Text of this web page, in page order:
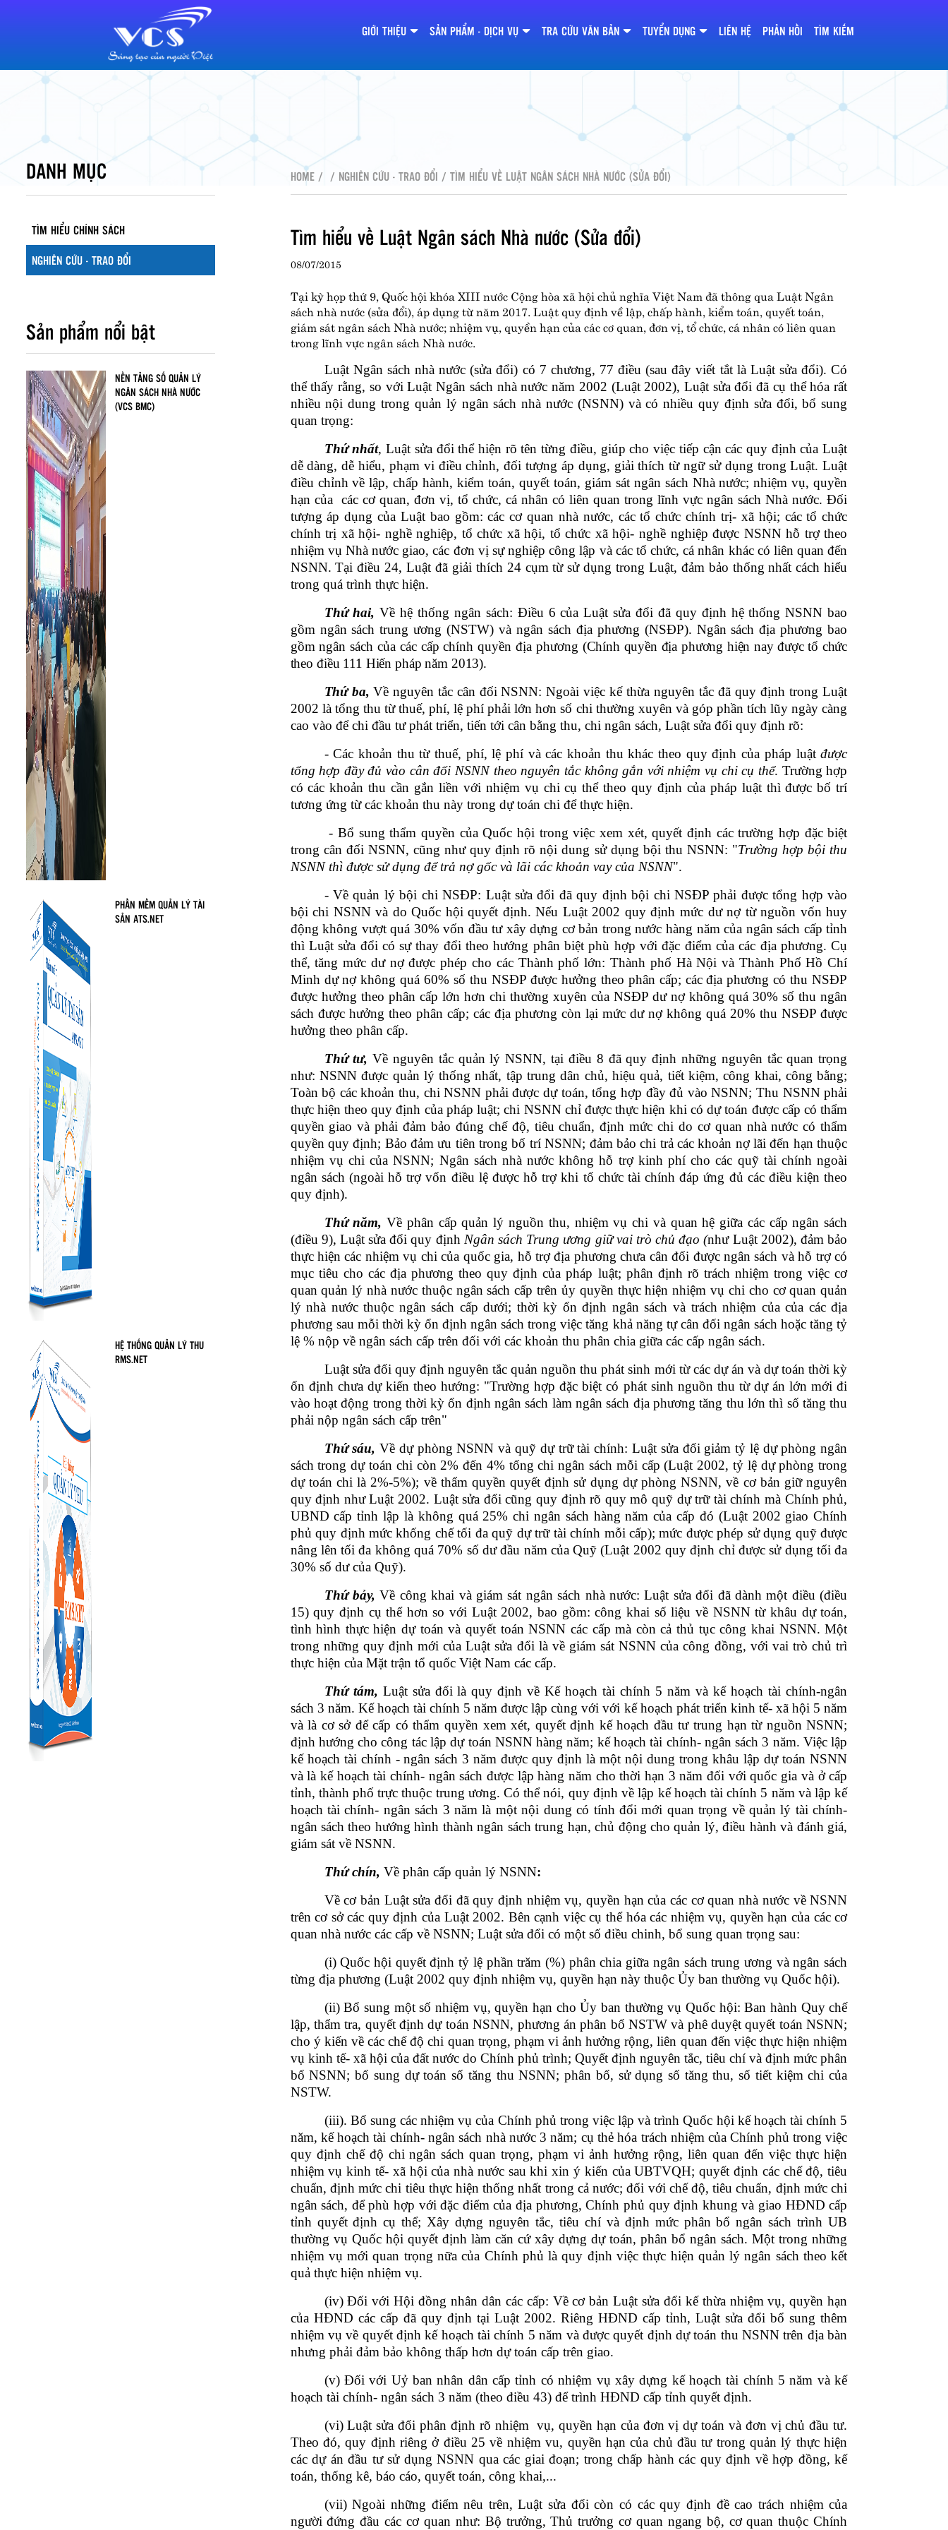
GIỚI THIỆU SẢN PHẨM - DỊCH VỤ TRA CỨU VĂN BẢN TUYỂN DỤNG LIÊN HỆ PHẢN HỒI TÌM KIẾM
DANH MỤC
TÌM HIỂU CHÍNH SÁCH
NGHIÊN CỨU - TRAO ĐỔI
Sản phẩm nổi bật
NỀN TẢNG SỐ QUẢN LÝ
NGÂN SÁCH NHÀ NƯỚC
(VCS BMC)
PHẦN MỀM QUẢN LÝ TÀI
SẢN ATS.NET
HỆ THỐNG QUẢN LÝ THU
RMS.NET
HOME/ / NGHIÊN CỨU - TRAO ĐỔI / TÌM HIỂU VỀ LUẬT NGÂN SÁCH NHÀ NƯỚC (SỬA ĐỔI)
Tìm hiểu về Luật Ngân sách Nhà nước (Sửa đổi)
08/07/2015
Tại kỳ họp thứ 9, Quốc hội khóa XIII nước Cộng hòa xã hội chủ nghĩa Việt Nam đã thông qua Luật Ngân
sách nhà nước (sửa đổi), áp dụng từ năm 2017. Luật quy định về lập, chấp hành, kiểm toán, quyết toán,
giám sát ngân sách Nhà nước; nhiệm vụ, quyền hạn của các cơ quan, đơn vị, tổ chức, cá nhân có liên quan
trong lĩnh vực ngân sách Nhà nước.
Luật Ngân sách nhà nước (sửa đổi) có 7 chương, 77 điều (sau đây viết tắt là Luật sửa đổi). Có
thể thấy rằng, so với Luật Ngân sách nhà nước năm 2002 (Luật 2002), Luật sửa đổi đã cụ thể hóa rất
nhiều nội dung trong quản lý ngân sách nhà nước (NSNN) vàcó nhiều quy định sửa đổi, bổ sung
quan trọng:
Thứ nhất, Luật sửa đổi thể hiện rõ tên từng điều, giúp cho việc tiếp cận các quy định của Luật
dễ dàng, dễ hiểu, phạm vi điều chỉnh, đối tượng áp dụng, giải thích từ ngữ sử dụng trong Luật. Luật
điều chỉnh về lập, chấp hành, kiểm toán, quyết toán, giám sát ngân sách Nhà nước; nhiệm vụ, quyền
hạn của các cơ quan, đơn vị, tổ chức, cá nhân có liên quan trong lĩnh vực ngân sách Nhà nước. Đối
tượng áp dụng của Luật bao gồm: các cơ quan nhà nước, các tổ chức chính trị- xã hội; các tổ chức
chính trị xã hội- nghề nghiệp, tổ chức xã hội, tổ chức xã hội- nghề nghiệp được NSNN hỗ trợ theo
nhiệm vụ Nhà nước giao, các đơn vị sự nghiệp công lập và các tổ chức, cá nhân khác có liên quan đến
NSNN. Tại điều 24, Luật đã giải thích 24 cụm từ sử dụng trong Luật, đảm bảo thống nhất cách hiểu
trong quá trình thực hiện.
Thứ hai, Về hệ thống ngân sách: Điều 6 của Luật sửa đổi đã quy định hệ thống NSNN bao
gồm ngân sách trung ương (NSTW) và ngân sách địa phương (NSĐP). Ngân sách địa phương bao
gồm ngân sách của các cấp chính quyền địa phương (Chính quyền địa phương hiện nay được tổ chức
theo điều 111 Hiến pháp năm 2013).
Thứ ba, Về nguyên tắc cân đối NSNN: Ngoài việc kế thừa nguyên tắc đã quy định trong Luật
2002 là tổng thu từ thuế, phí, lệ phí phải lớn hơn số chi thường xuyên và góp phần tích lũy ngày càng
cao vào để chi đầu tư phát triển, tiến tới cân bằng thu, chi ngân sách, Luật sửa đổi quy định rõ:
- Các khoản thu từ thuế, phí, lệ phí và các khoản thu khác theo quy định của pháp luậtđược
tổng hợp đầy đủ vào cân đối NSNN theo nguyên tắc không gắn với nhiệm vụ chi cụ thể. Trường hợp
có các khoản thu cần gắn liền với nhiệm vụ chi cụ thể theo quy định của pháp luật thì được bố trí
tương ứng từ các khoản thu này trong dự toán chi để thực hiện.
- Bổ sung thẩm quyền của Quốc hội trong việc xem xét, quyết định các trường hợp đặc biệt
trong cân đối NSNN, cũng như quy định rõ nội dung sử dụng bội thu NSNN: "Trường hợp bội thu
NSNN thì được sử dụng để trả nợ gốc và lãi các khoản vay của NSNN".
- Về quản lý bội chi NSĐP: Luật sửa đổi đã quy định bội chi NSĐP phải được tổng hợp vào
bội chi NSNN và do Quốc hội quyết định. Nếu Luật 2002 quy định mức dư nợ từ nguồn vốn huy
động không vượt quá 30% vốn đầu tư xây dựng cơ bản trong nước hàng năm của ngân sách cấp tỉnh
thì Luật sửa đổi có sự thay đổi theo hướng phân biệt phù hợp với đặc điểm của các địa phương. Cụ
thể, tăng mức dư nợ được phép cho các Thành phố lớn: Thành phố Hà Nội và Thành Phố Hồ Chí
Minh dự nợ không quá 60% số thu NSĐP được hưởng theo phân cấp; các địa phương có thu NSĐP
được hưởng theo phân cấp lớn hơn chi thường xuyên của NSĐP dư nợ không quá 30% số thu ngân
sách được hưởng theo phân cấp; các địa phương còn lại mức dư nợ không quá 20% thu NSĐP được
hưởng theo phân cấp.
Thứ tư, Về nguyên tắc quản lý NSNN, tại điều 8 đã quy định những nguyên tắc quan trọng
như: NSNN được quản lý thống nhất, tập trung dân chủ, hiệu quả, tiết kiệm, công khai, công bằng;
Toàn bộ các khoản thu, chi NSNN phải được dự toán, tổng hợp đầy đủ vào NSNN; Thu NSNN phải
thực hiện theo quy định của pháp luật; chi NSNN chỉ được thực hiện khi có dự toán được cấp có thẩm
quyền giao và phải đảm bảo đúng chế độ, tiêu chuẩn, định mức chi do cơ quan nhà nước có thẩm
quyền quy định; Bảo đảm ưu tiên trong bố trí NSNN; đảm bảo chi trả các khoản nợ lãi đến hạn thuộc
nhiệm vụ chi của NSNN; Ngân sách nhà nước không hỗ trợ kinh phí cho các quỹ tài chính ngoài
ngân sách (ngoài hỗ trợ vốn điều lệ được hỗ trợ khi tổ chức tài chính đáp ứng đủ các điều kiện theo
quy định).
Thứ năm, Về phân cấp quản lý nguồn thu, nhiệm vụ chi và quan hệ giữa các cấp ngân sách
(điều 9), Luật sửa đổi quy định Ngân sách Trung ương giữ vai trò chủ đạo (như Luật 2002), đảm bảo
thực hiện các nhiệm vụ chi của quốc gia, hỗ trợ địa phương chưa cân đối được ngân sách và hỗ trợ có
mục tiêu cho các địa phương theo quy định của pháp luật; phân định rõ trách nhiệm trong việc cơ
quan quản lý nhà nước thuộc ngân sách cấp trên ủy quyền thực hiện nhiệm vụ chi cho cơ quan quản
lý nhà nước thuộc ngân sách cấp dưới; thời kỳ ổn định ngân sách và trách nhiệm của của các địa
phương sau mỗi thời kỳ ổn định ngân sách trong việc tăng khả năng tự cân đối ngân sách hoặc tăng tỷ
lệ % nộp về ngân sách cấp trên đối với các khoản thu phân chia giữa các cấp ngân sách.
Luật sửa đổi quy định nguyên tắc quản nguồn thu phát sinh mới từ các dự án và dự toán thời kỳ
ổn định chưa dự kiến theo hướng: "Trường hợp đặc biệt có phát sinh nguồn thu từ dự án lớn mới đi
vào hoạt động trong thời kỳ ổn định ngân sách làm ngân sách địa phương tăng thu lớn thì số tăng thu
phải nộp ngân sách cấp trên"
Thứ sáu,Về dự phòng NSNN và quỹ dự trữ tài chính: Luật sửa đổi giảm tỷ lệ dự phòng ngân
sách trong dự toán chi còn 2% đến 4% tổng chi ngân sách mỗi cấp (Luật 2002, tỷ lệ dự phòng trong
dự toán chi là 2%-5%); về thẩm quyền quyết định sử dụng dự phòng NSNN, về cơ bản giữ nguyên
quy định như Luật 2002. Luật sửa đổi cũng quy định rõ quy mô quỹ dự trữ tài chính mà Chính phủ,
UBND cấp tỉnh lập là không quá 25% chi ngân sách hàng năm của cấp đó (Luật 2002 giao Chính
phủ quy định mức khống chế tối đa quỹ dự trữ tài chính mỗi cấp); mức được phép sử dụng quỹ được
nâng lên tối đa không quá 70% số dư đầu năm của Quỹ (Luật 2002 quy định chỉ được sử dụng tối đa
30% số dư của Quỹ).
Thứ bảy,Về công khai và giám sát ngân sách nhà nước: Luật sửa đổi đã dành một điều (điều
15) quy định cụ thể hơn so với Luật 2002, bao gồm: công khai số liệu về NSNN từ khâu dự toán,
tình hình thực hiện dự toán và quyết toán NSNN các cấp mà còn cả thủ tục công khai NSNN. Một
trong những quy định mới của Luật sửa đổi là về giám sát NSNN của công đồng, với vai trò chủ trì
thực hiện của Mặt trận tổ quốc Việt Nam các cấp.
Thứ tám, Luật sửa đổi là quy định về Kế hoạch tài chính 5 năm và kế hoạch tài chính-ngân
sách 3 năm. Kế hoạch tài chính 5 năm được lập cùng với với kế hoạch phát triển kinh tế- xã hội 5 năm
và là cơ sở để cấp có thẩm quyền xem xét, quyết định kế hoạch đầu tư trung hạn từ nguồn NSNN;
định hướng cho công tác lập dự toán NSNN hàng năm; kế hoạch tài chính- ngân sách 3 năm. Việc lập
kế hoạch tài chính - ngân sách 3 năm được quy định là một nội dung trong khâu lập dự toán NSNN
và là kế hoạch tài chính- ngân sách được lập hàng năm cho thời hạn 3 năm đối với quốc gia và ở cấp
tỉnh, thành phố trực thuộc trung ương. Có thể nói, quy định về lập kế hoạch tài chính 5 năm và lập kế
hoạch tài chính- ngân sách 3 năm là một nội dung có tính đổi mới quan trọng về quản lý tài chính-
ngân sách theo hướng hình thành ngân sách trung hạn, chủ động cho quản lý, điều hành và đánh giá,
giám sát về NSNN.
Thứ chín, Về phân cấp quản lý NSNN:
Về cơ bản Luật sửa đổi đã quy định nhiệm vụ, quyền hạn của các cơ quan nhà nước về NSNN
trên cơ sở các quy định của Luật 2002. Bên cạnh việc cụ thể hóa các nhiệm vụ, quyền hạn của các cơ
quan nhà nước các cấp về NSNN; Luật sửa đổi có một số điều chinh, bổ sung quan trọng sau:
(i) Quốc hội quyết định tỷ lệ phần trăm (%) phân chia giữa ngân sách trung ương và ngân sách
từng địa phương (Luật 2002 quy định nhiệm vụ, quyền hạn này thuộc Ủy ban thường vụ Quốc hội).
(ii) Bổ sung một số nhiệm vụ, quyền hạn cho Ủy ban thường vụ Quốc hội: Ban hành Quy chế
lập, thẩm tra, quyết định dự toán NSNN, phương án phân bổ NSTW và phê duyệt quyết toán NSNN;
cho ý kiến về các chế độ chi quan trọng, phạm vi ảnh hưởng rộng, liên quan đến việc thực hiện nhiệm
vụ kinh tế- xã hội của đất nước do Chính phủ trình; Quyết định nguyên tắc, tiêu chí và định mức phân
bổ NSNN; bổ sung dự toán số tăng thu NSNN; phân bổ, sử dụng số tăng thu, số tiết kiệm chi của
NSTW.
(iii). Bổ sung các nhiệm vụ của Chính phủ trong việc lập và trình Quốc hội kế hoạch tài chính 5
năm, kế hoạch tài chính- ngân sách nhà nước 3 năm; cụ thẻ hóa trách nhiệm của Chính phủ trong việc
quy định chế độ chi ngân sách quan trọng, phạm vi ảnh hưởng rộng, liên quan đến việc thực hiện
nhiệm vụ kinh tế- xã hội của nhà nước sau khi xin ý kiến của UBTVQH; quyết định các chế độ, tiêu
chuẩn, định mức chi tiêu thực hiện thống nhất trong cả nước; đối với chế độ, tiêu chuẩn, định mức chi
ngân sách, để phù hợp với đặc điểm của địa phương, Chính phủ quy định khung và giao HĐND cấp
tỉnh quyết định cụ thể; Xây dựng nguyên tắc, tiêu chí và định mức phân bổ ngân sách trình UB
thường vụ Quốc hội quyết định làm căn cứ xây dựng dự toán, phân bổ ngân sách. Một trong những
nhiệm vụ mới quan trọng nữa của Chính phủ là quy định việc thực hiện quản lý ngân sách theo kết
quả thực hiện nhiệm vụ.
(iv) Đối với Hội đồng nhân dân các cấp: Về cơ bản Luật sửa đổi kế thừa nhiệm vụ, quyền hạn
của HĐND các cấp đã quy định tại Luật 2002. Riêng HĐND cấp tỉnh, Luật sửa đổi bổ sung thêm
nhiệm vụ về quyết định kế hoạch tài chính 5 năm và được quyết định dự toán thu NSNN trên địa bàn
nhưng phải đảm bảo không thấp hơn dự toán cấp trên giao.
(v) Đối với Uỷ ban nhân dân cấp tỉnh có nhiệm vụ xây dựng kế hoạch tài chính 5 năm và kế
hoạch tài chính- ngân sách 3 năm (theo điều 43) để trình HĐND cấp tỉnh quyết định.
(vi) Luật sửa đổi phân định rõ nhiệm vụ, quyền hạn của đơn vị dự toán và đơn vị chủ đầu tư.
Theo đó, quy định riêng ở điều 25 về nhiệm vu, quyền hạn của chủ đầu tư trong quản lý thực hiện
các dự án đầu tư sử dụng NSNN qua các giai đoạn; trong chấp hành các quy định về hợp đồng, kế
toán, thống kê, báo cáo, quyết toán, công khai,...
(vii) Ngoài những điểm nêu trên, Luật sửa đổi còn có các quy định đề cao trách nhiệm của
người đứng đầu các cơ quan như: Bộ trưởng, Thủ trưởng cơ quan ngang bộ, cơ quan thuộc Chính
Địa chỉ liên hệ
Điện thoại: 1900.5555.26hoặc(024) 3773.9829